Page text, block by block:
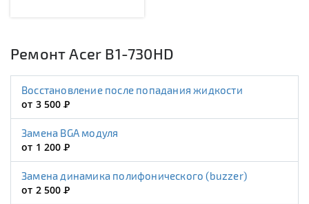
Ремонт Acer B1-730HD
Восстановление после попадания жидкости
от 3 500Р
Замена BGA модуля
от 1 200Р
Замена динамика полифонического (buzzer)
от 2 500Р